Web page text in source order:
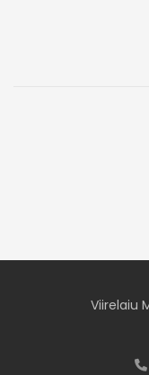
Viirelaiu